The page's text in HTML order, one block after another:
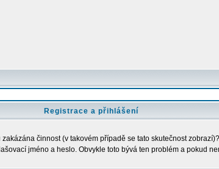
Registrace a přihlášení
činnost (v takovém případě se tato skutečnost
jméno a heslo. Obvykle toto bývá ten problém a pokud